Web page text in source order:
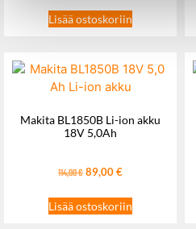
Lisää ostoskoriin
Makita BL1850B Li-ion akku
18V 5,0Ah
114,00€89,00€
Lisää ostoskoriin